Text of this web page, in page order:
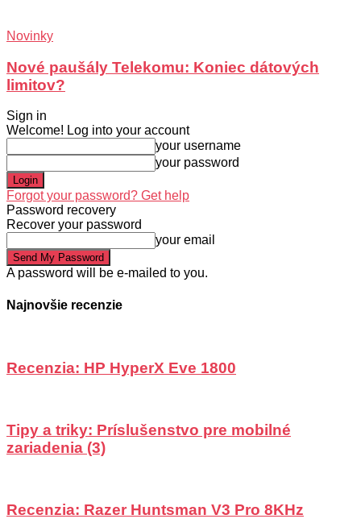
Novinky
Nové paušály Telekomu: Koniec dátových
limitov?
Sign in
Welcome! Log into your account
your username
your password
Forgot your password? Get help
Password recovery
Recover your password
your email
A password will be e-mailed to you.
Najnovšie recenzie
Recenzia: HP HyperX Eve 1800
Tipy a triky: Príslušenstvo pre mobilné
zariadenia (3)
Recenzia: Razer Huntsman V3 Pro 8KHz